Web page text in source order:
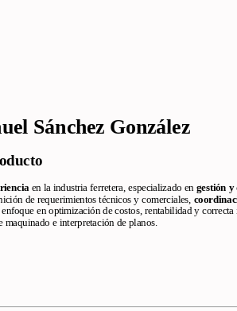
Sánchez González
en la industria ferretera, especializado en gestión
de requerimientos técnicos y comerciales,
en optimización de costos, rentabilidad y
maquinado e interpretación de planos.